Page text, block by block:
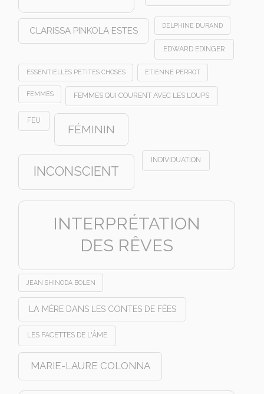
CLARISSA PINKOLA ESTES DELPHINE DURAND
EDWARD EDINGER
ESSENTIELLES PETITES CHOSES ETIENNE PERROT
FEMMES FEMMES QUI COURENT AVEC LES LOUPS
FEU
FÉMININ
INCONSCIENT
INDIVIDUATION
INTERPRÉTATION
DES RÊVES
JEAN SHINODA BOLEN
LA MÈRE DANS LES CONTES DE FÉES
LES FACETTES DE L'ÂME
MARIE-LAURE COLONNA